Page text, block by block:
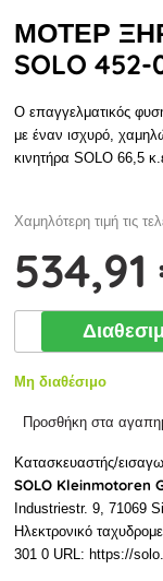
ΜΟΤΈΡ
SOLO 452-
Ο επαγγελματικός
με έναν ισχυρό,
κινητήρα SOLO 66,5
Χαμηλότερη τιμή τις
534,91
Μη διαθέσιμο
Προσθήκη στα
Κατασκευαστής/
SOLO Kleinmotoren
Industriestr. 9, 71069
Ηλεκτρονικό
301 0 URL: https://